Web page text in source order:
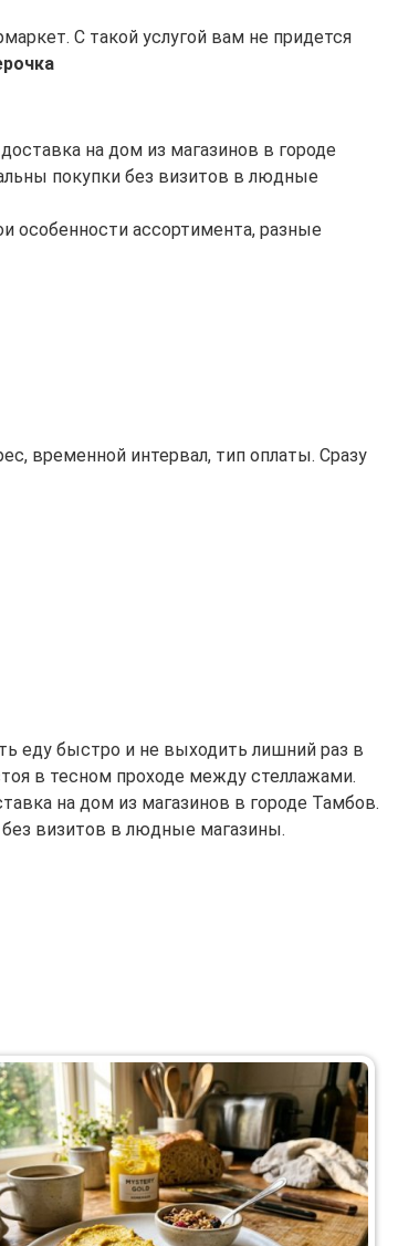
С такой услугой вам не придется
на дом из магазинов в городе
покупки без визитов в людные
особенности ассортимента, разные
временной интервал, тип оплаты. Сразу
еду быстро и не выходить лишний раз в
в тесном проходе между стеллажами.
на дом из магазинов в городе Тамбов.
визитов в людные магазины.